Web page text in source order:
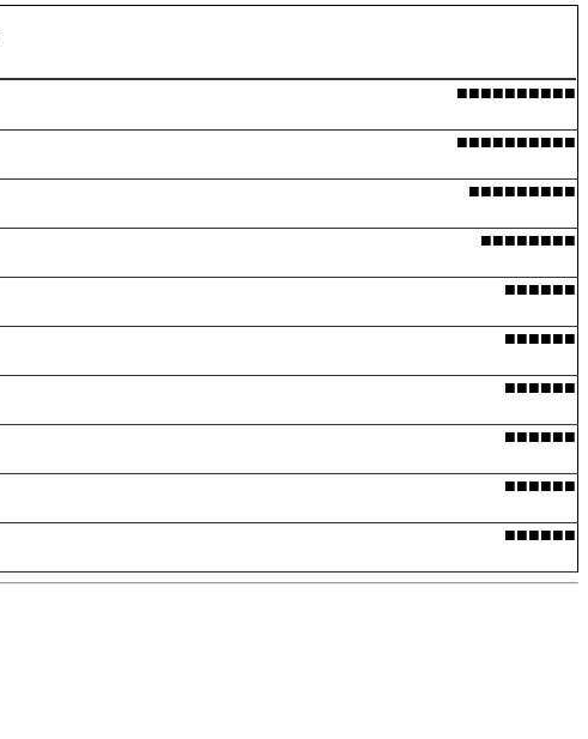
■■■■■■■■■■
■■■■■■■■■■
■■■■■■■■■
■■■■■■■■
■■■■■■
■■■■■■
■■■■■■
■■■■■■
■■■■■■
■■■■■■